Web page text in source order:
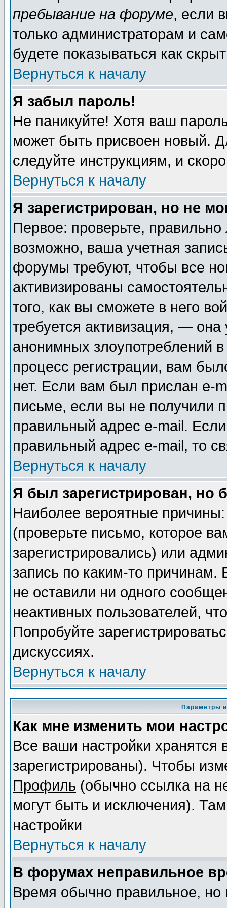
пребывание на форуме, если
только администраторам и
будете показываться как
Вернуться к началу
Я забыл пароль!
Не паникуйте! Хотя ваш
может быть присвоен новый.
следуйте инструкциям, и
Вернуться к началу
Я зарегистрирован, но не
Первое: проверьте,
возможно, ваша учетная
форумы требуют, чтобы все
активизированы
того, как вы сможете в него
требуется активизация, —
анонимных злоупотреблений
процесс регистрации, вам
нет. Если вам был прислан e-
письме, если вы не получили
правильный адрес e-mail.
правильный адрес e-mail, то
Вернуться к началу
Я был зарегистрирован, но
Наиболее вероятные
(проверьте письмо, которое
зарегистрировались) или
запись по каким-то
не оставили ни одного
неактивных пользователей,
Попробуйте
дискуссиях.
Вернуться к началу
Параметры
Как мне изменить мои
Все ваши настройки
зарегистрированы). Чтобы
Профиль (обычно ссылка на
могут быть и исключения).
настройки
Вернуться к началу
В форумах неправильное
Время обычно правильное,